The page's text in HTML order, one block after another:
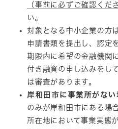
（事前に必ずご確認くだ
い。
対象となる中小企業の方
申請書類を提出し、認定
期限内に希望の金融機関
付き融資の申し込みをし
は審査があります。
岸和田市に事業所がない
のみが岸和田市にある場
所在地において事業実態